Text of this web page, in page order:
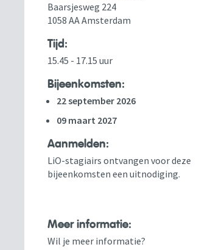
Baarsjesweg 224
1058 AA Amsterdam
Tijd:
15.45 - 17.15 uur
Bijeenkomsten:
22 september 2026
09 maart 2027
Aanmelden:
LiO-stagiairs ontvangen voor deze
bijeenkomsten een uitnodiging.
Meer informatie:
Wil je meer informatie?